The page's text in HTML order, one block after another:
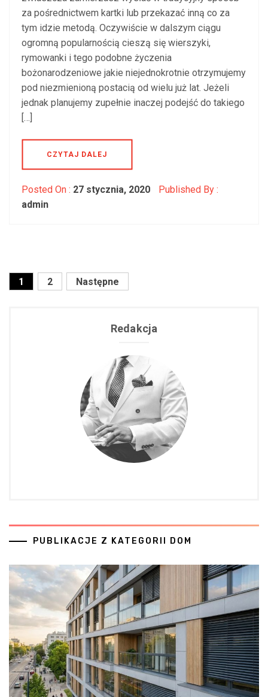
za pośrednictwem kartki lub przekazać inną co za
tym idzie metodą. Oczywiście w dalszym ciągu
ogromną popularnością cieszą się wierszyki,
rymowanki i tego podobne życzenia
bożonarodzeniowe jakie niejednokrotnie otrzymujemy
pod niezmienioną postacią od wielu już lat. Jeżeli
jednak planujemy zupełnie inaczej podejść do takiego
[…]
CZYTAJ DALEJ
Posted On : 27 stycznia, 2020
Published By :
admin
Stronicowanie
1 2 Następne
Redakcja
PUBLIKACJE Z KATEGORII DOM